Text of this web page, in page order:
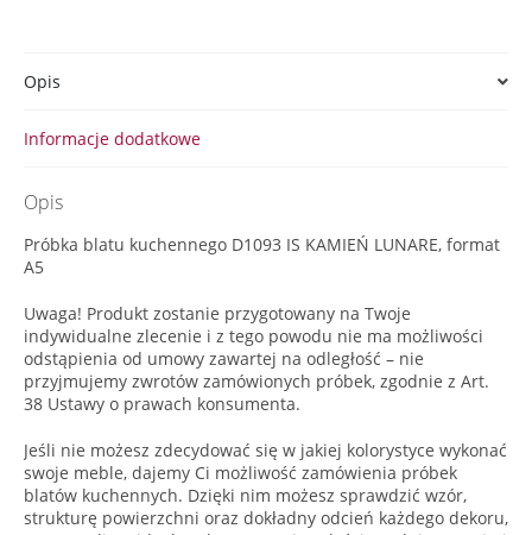
Opis
Informacje dodatkowe
Opis
Próbka blatu kuchennego D1093 IS KAMIEŃ LUNARE, format
A5
Uwaga! Produkt zostanie przygotowany na Twoje
indywidualne zlecenie i z tego powodu nie ma możliwości
odstąpienia od umowy zawartej na odległość – nie
przyjmujemy zwrotów zamówionych próbek, zgodnie z Art.
38 Ustawy o prawach konsumenta.
Jeśli nie możesz zdecydować się w jakiej kolorystyce wykonać
swoje meble, dajemy Ci możliwość zamówienia próbek
blatów kuchennych. Dzięki nim możesz sprawdzić wzór,
strukturę powierzchni oraz dokładny odcień każdego dekoru,